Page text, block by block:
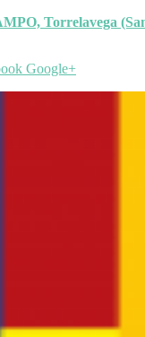
Torrelavega
Google+